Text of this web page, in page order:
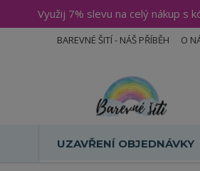
Využij 7% slevu na celý nákup s
BAREVNÉ ŠITÍ - NÁŠ PŘÍBĚH O
UZAVŘENÍ OBJEDNÁVKY